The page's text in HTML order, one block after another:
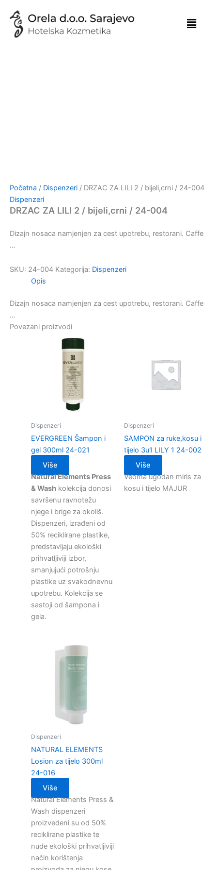
content
Početna / Dispenzeri / DRZAC ZA LILI 2 / bijeli,crni / 24-004
Dispenzeri
DRZAC ZA LILI 2 / bijeli,crni / 24-004
Dizajn nosaca namjenjen za cest upotrebu, restorani. Caffe
…
SKU: 24-004 Kategorija: Dispenzeri
Opis
Dizajn nosaca namjenjen za cest upotrebu, restorani. Caffe
…
Povezani proizvodi
Dispenzeri
EVERGREEN Šampon i
gel 300ml 24-021
Više
Natural Elements Press
& Washkolekcija donosi
savršenu ravnotežu
njege i brige za okoliš.
Dispenzeri, izrađeni od
50% reciklirane plastike,
predstavljaju ekološki
prihvatljiviji izbor,
smanjujući potrošnju
plastike uz svakodnevnu
upotrebu. Kolekcija se
sastoji od šampona i
gela.
Dispenzeri
SAMPON za ruke,kosu i
tijelo 3u1 LILY 1 24-002
Više
Veoma ugodan miris za
kosu i tijelo MAJUR
Dispenzeri
NATURAL ELEMENTS
Losion za tijelo 300ml
24-016
Više
Natural Elements Press &
Wash dispenzeri
proizvedeni su od 50%
reciklirane plastike te
nude ekološki prihvatljiviji
način korištenja